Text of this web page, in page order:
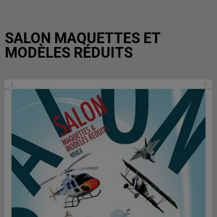
SALON MAQUETTES ET
MODÈLES RÉDUITS